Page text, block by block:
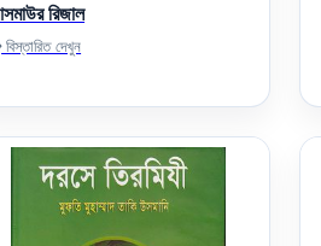
রিজাল
বিস্তারিত দেখুন